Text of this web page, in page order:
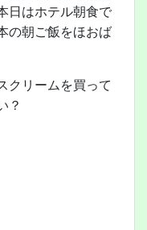
日はホテル朝食で
の朝ご飯をほおば
クリームを買って
？